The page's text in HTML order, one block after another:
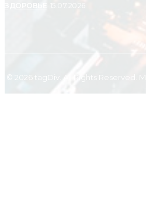
ЗДОРОВЬЕ
© 2026 tagDiv. All Rights Reserved.